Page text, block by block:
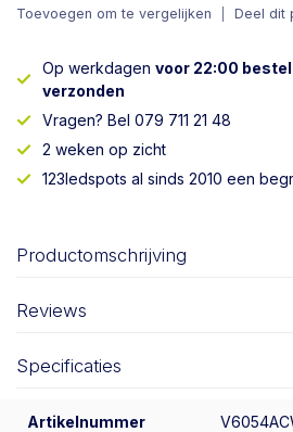
Toevoegen om te vergelijken Deel dit
Op werkdagen voor 22:00
verzonden
Vragen? Bel 079 711 21 48
2 weken op zicht
123ledspots al sinds 2010 een
Productomschrijving
Reviews
Specificaties
Artikelnummer